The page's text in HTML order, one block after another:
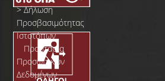
>Δήλωση
Προσβασιμότητας
Ιστοτόπων
Προστασία
Προσωπικών
Δεδομένων